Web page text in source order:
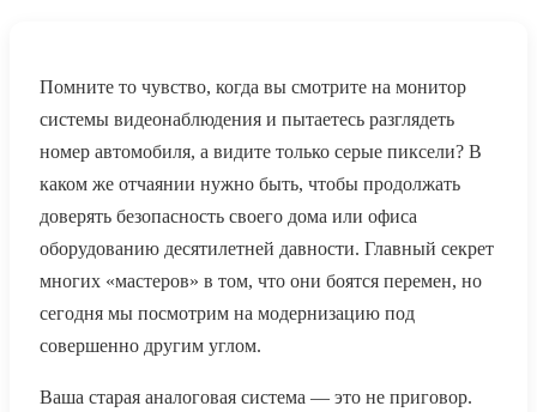
Помните то чувство, когда вы смотрите на монитор
системы видеонаблюдения и пытаетесь разглядеть
номер автомобиля, а видите только серые пиксели? В
каком же отчаянии нужно быть, чтобы продолжать
доверять безопасность своего дома или офиса
оборудованию десятилетней давности. Главный секрет
многих «мастеров» в том, что они боятся перемен, но
сегодня мы посмотрим на модернизацию под
совершенно другим углом.
Ваша старая аналоговая система — это не приговор.